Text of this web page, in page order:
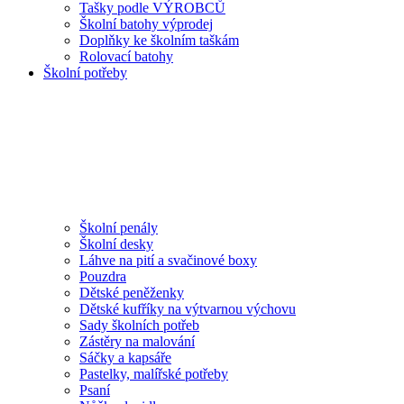
Tašky podle VÝROBCŮ
Školní batohy výprodej
Doplňky ke školním taškám
Rolovací batohy
Školní potřeby
Školní penály
Školní desky
Láhve na pití a svačinové boxy
Pouzdra
Dětské peněženky
Dětské kufříky na výtvarnou výchovu
Sady školních potřeb
Zástěry na malování
Sáčky a kapsáře
Pastelky, malířské potřeby
Psaní